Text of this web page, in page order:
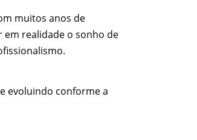
muitos anos de
em realidade o sonho de
evoluindo conforme a